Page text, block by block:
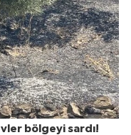
bölgeyi sardı!